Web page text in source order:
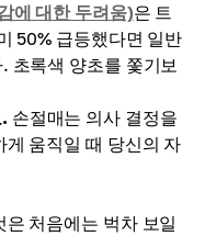
에 대한 두려움)은 트
50% 급등했다면 일반
초록색 양초를 쫓기보
손절매는 의사 결정을
움직일 때 당신의 자
처음에는 벅차 보일